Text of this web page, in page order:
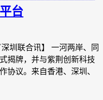
台
圳联合讯】 一河两岸、同
揭牌，并与紫荆创新科技
协议。来自香港、深圳、